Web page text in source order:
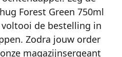
Forest Green 750ml
de bestelling in
Zodra jouw order
magazijnsergeant